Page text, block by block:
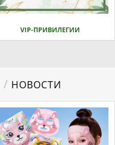
VIP-ПРИВИЛЕГИИ
/ НОВОСТИ